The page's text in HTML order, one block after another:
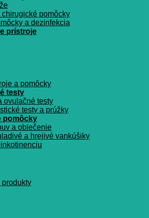
chirugické pomôcky
a dezinfekcia
prístroje
a pomôcky
testy
ovulačné testy
testy a prúžky
pomôcky
a oblečenie
a hrejivé vankúšiky